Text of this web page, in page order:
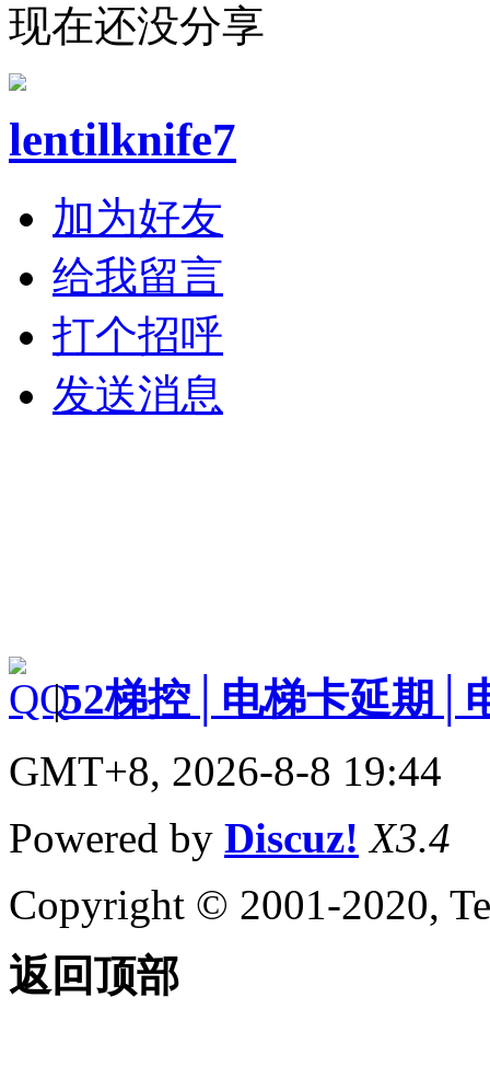
现在还没分享
lentilknife7
加为好友
给我留言
打个招呼
发送消息
|52梯控│电梯卡延期│
GMT+8, 2026-8-8 19:44
Powered by Discuz! X3.4
Copyright © 2001-2020,
返回顶部